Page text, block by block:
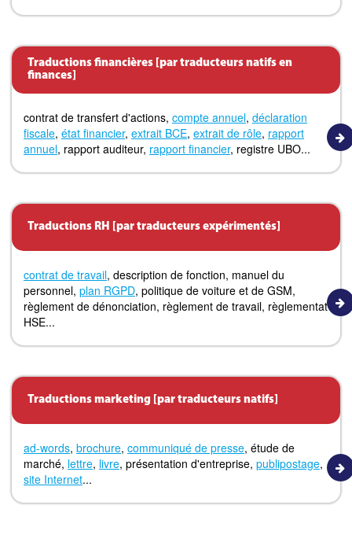
Traductions financières [par traducteurs natifs en
finances]
contrat de transfert d'actions, compte annuel, déclaration
fiscale, état financier, extrait BCE, extrait de rôle, rapport
annuel, rapport auditeur, rapport financier, registre UBO...
Traductions RH [par traducteurs expérimentés]
contrat de travail, description de fonction, manuel du
personnel, plan RGPD, politique de voiture et de GSM,
règlement de dénonciation, règlement de travail, règlementat
HSE...
Traductions marketing [par traducteurs natifs]
ad-words, brochure, communiqué de presse, étude de
marché, lettre, livre, présentation d'entreprise, publipostage,
site Internet...